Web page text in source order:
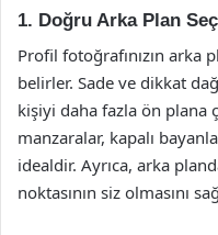
1. Doğru Arka Plan
Profil fotoğrafınızın arka
belirler. Sade ve dikkat
kişiyi daha fazla ön plana
manzaralar, kapalı
idealdir. Ayrıca, arka
noktasının siz olmasını